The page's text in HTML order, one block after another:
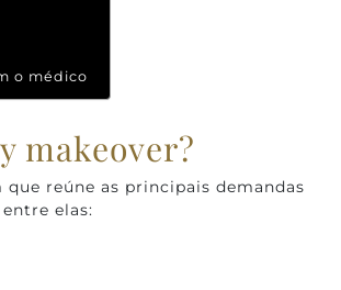
o médico
makeover?
que reúne as principais demandas
elas: